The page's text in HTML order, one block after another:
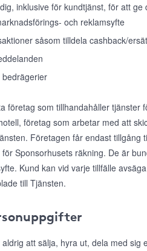
inklusive för kundtjänst, för att
och reklamsyfte
såsom tilldela cashback/
bedrägerier
företag som tillhandahåller tjänster
företag som arbetar med att
Företagen får endast
Sponsorhusets räkning. De är
Kund kan vid varje tillfälle
till Tjänsten.
att sälja, hyra ut, dela med